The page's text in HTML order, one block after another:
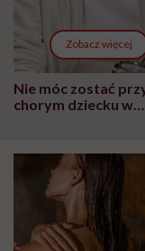
Zobacz więcej
Nie móc zostać
chorym dziecku w
może chyba tylko
głupota i brak
wyobraźni"